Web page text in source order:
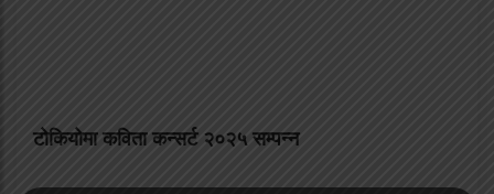
टोकियोमा कविता कन्सर्ट २०२५ सम्पन्न